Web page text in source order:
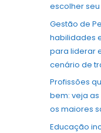
escolher
Gestão de
habilidades
para liderar
cenário de
Profissões
bem: veja
os maiores
Educação